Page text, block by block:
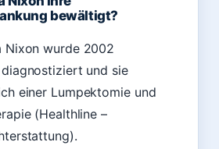
bewältigt?
Nixon wurde 2002
und sie
einer Lumpektomie und
(Healthline –